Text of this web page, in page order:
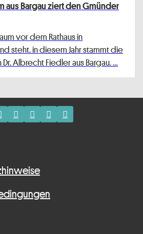
aus Bargau ziert den Gmünder
vor dem Rathaus in
steht. in diesem Jahr stammt die
Albrecht Fiedler aus Bargau. …